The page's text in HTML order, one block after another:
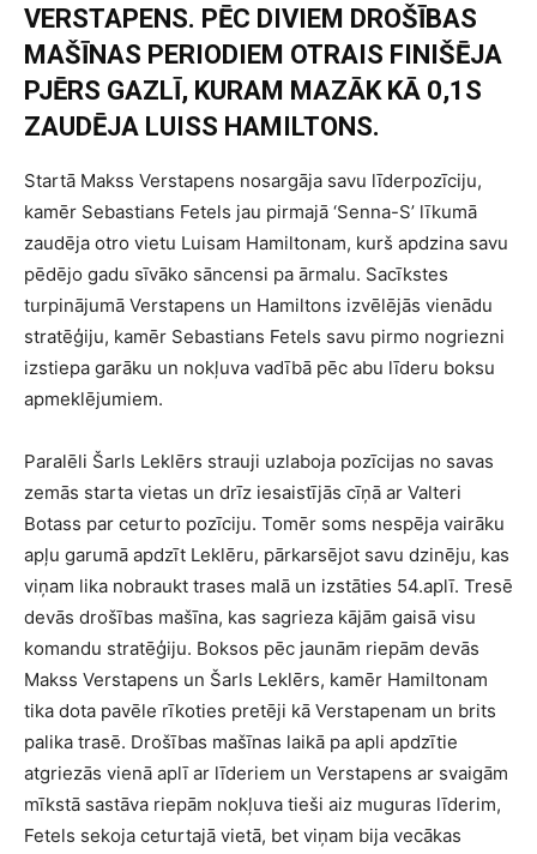
VERSTAPENS. PĒC DIVIEM DROŠĪBAS
MAŠĪNAS PERIODIEM OTRAIS FINIŠĒJA
PJĒRS GAZLĪ, KURAM MAZĀK KĀ 0,1S
ZAUDĒJA LUISS HAMILTONS.
Startā Makss Verstapens nosargāja savu līderpozīciju,
kamēr Sebastians Fetels jau pirmajā ‘Senna-S’ līkumā
zaudēja otro vietu Luisam Hamiltonam, kurš apdzina savu
pēdējo gadu sīvāko sāncensi pa ārmalu. Sacīkstes
turpinājumā Verstapens un Hamiltons izvēlējās vienādu
stratēģiju, kamēr Sebastians Fetels savu pirmo nogriezni
izstiepa garāku un nokļuva vadībā pēc abu līderu boksu
apmeklējumiem.
Paralēli Šarls Leklērs strauji uzlaboja pozīcijas no savas
zemās starta vietas un drīz iesaistījās cīņā ar Valteri
Botass par ceturto pozīciju. Tomēr soms nespēja vairāku
apļu garumā apdzīt Leklēru, pārkarsējot savu dzinēju, kas
viņam lika nobraukt trases malā un izstāties 54.aplī. Tresē
devās drošības mašīna, kas sagrieza kājām gaisā visu
komandu stratēģiju. Boksos pēc jaunām riepām devās
Makss Verstapens un Šarls Leklērs, kamēr Hamiltonam
tika dota pavēle rīkoties pretēji kā Verstapenam un brits
palika trasē. Drošības mašīnas laikā pa apli apdzītie
atgriezās vienā aplī ar līderiem un Verstapens ar svaigām
mīkstā sastāva riepām nokļuva tieši aiz muguras līderim,
Fetels sekoja ceturtajā vietā, bet viņam bija vecākas